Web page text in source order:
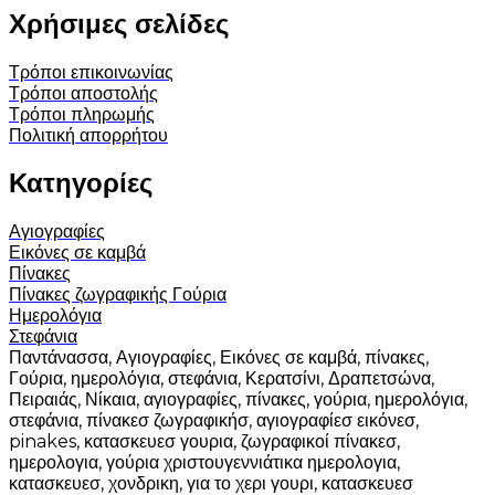
7.00€
through
Χρήσιμες σελίδες
Τρόποι επικοινωνίας
Τρόποι αποστολής
Τρόποι πληρωμής
Πολιτική απορρήτου
Κατηγορίες
Αγιογραφίες
Εικόνες σε καμβά
Πίνακες
Πίνακες ζωγραφικής Γούρια
Ημερολόγια
Στεφάνια
Παντάνασσα, Αγιογραφίες, Εικόνες σε καμβά, πίνακες,
Γούρια, ημερολόγια, στεφάνια, Κερατσίνι, Δραπετσώνα,
Πειραιάς, Νίκαια, αγιογραφίες, πίνακες, γούρια, ημερολόγια,
στεφάνια, πίνακεσ ζωγραφικήσ, αγιογραφίεσ εικόνεσ,
pinakes, κατασκευεσ γουρια, ζωγραφικοί πίνακεσ,
ημερολογια, γούρια χριστουγεννιάτικα ημερολογια,
κατασκευεσ, χονδρικη, για το χερι γουρι, κατασκευεσ